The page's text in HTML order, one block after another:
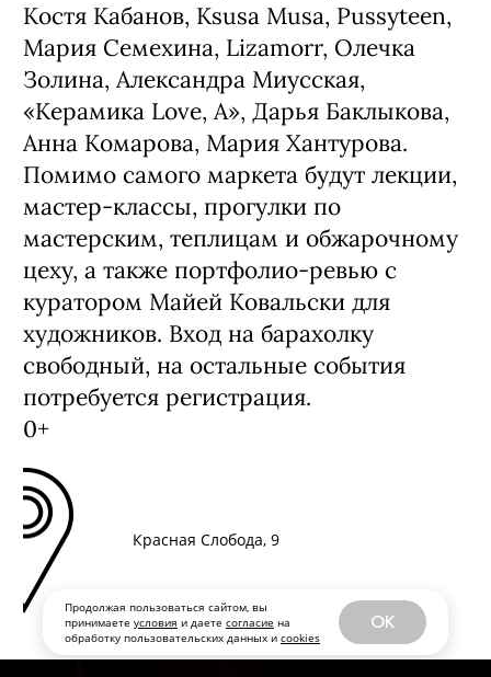
Продолжая пользоваться сайтом, вы
принимаете условия и даете согласие на
обработку пользовательских данных и cookies
OK
Костя Кабанов, Ksusa Musa, Pussyteen,
Мария Семехина, Lizamorr, Олечка
Золина, Александра Миусская,
«Керамика Love, A», Дарья Баклыкова,
Анна Комарова, Мария Хантурова.
Помимо самого маркета будут лекции,
мастер-классы, прогулки по
мастерским, теплицам и обжарочному
цеху, а также портфолио-ревью с
куратором Майей Ковальски для
художников. Вход на барахолку
свободный, на остальные события
потребуется регистрация.
0+
Красная Слобода, 9